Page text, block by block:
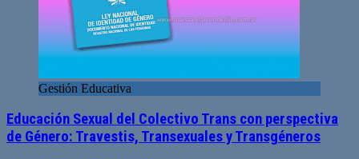
Gestión Educativa
Educación Sexual del Colectivo Trans con perspectiva
de Género: Travestis, Transexuales y Transgéneros